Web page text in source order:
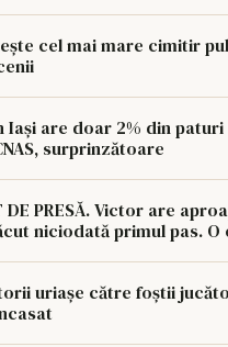
cel mai mare cimitir
Iași are doar 2% din
surprinzătoare
DE PRESĂ. Victor are
niciodată primul pas. O
uriașe către foștii